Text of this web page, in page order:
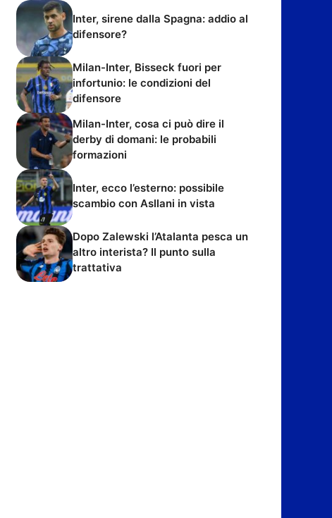
Inter, sirene dalla Spagna: addio al
difensore?
Milan-Inter, Bisseck fuori per
infortunio: le condizioni del
difensore
Milan-Inter, cosa ci può dire il
derby di domani: le probabili
formazioni
Inter, ecco l’esterno: possibile
scambio con Asllani in vista
Dopo Zalewski l’Atalanta pesca un
altro interista? Il punto sulla
trattativa